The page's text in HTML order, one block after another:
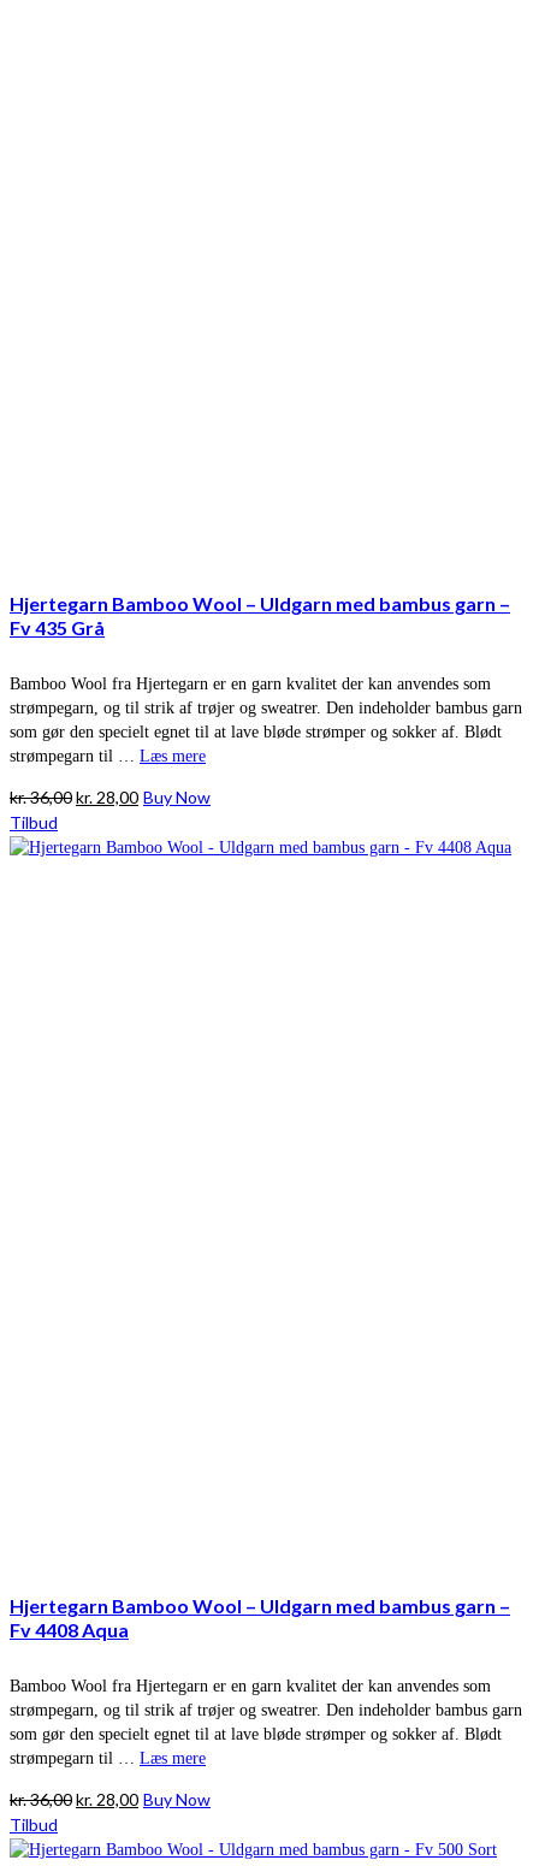
Hjertegarn Bamboo Wool – Uldgarn med bambus garn –
Fv 435 Grå
Bamboo Wool fra Hjertegarn er en garn kvalitet der kan anvendes som
strømpegarn, og til strik af trøjer og sweatrer. Den indeholder bambus garn
som gør den specielt egnet til at lave bløde strømper og sokker af. Blødt
strømpegarn til … Læs mere
kr.36,00Den
pris
kr. 28,00Den
pris
Buy Now
Tilbud
Hjertegarn Bamboo Wool – Uldgarn med bambus garn –
Fv 4408 Aqua
Bamboo Wool fra Hjertegarn er en garn kvalitet der kan anvendes som
strømpegarn, og til strik af trøjer og sweatrer. Den indeholder bambus garn
som gør den specielt egnet til at lave bløde strømper og sokker af. Blødt
strømpegarn til … Læs mere
kr.36,00Den
pris
kr. 28,00Den
pris
Buy Now
Tilbud